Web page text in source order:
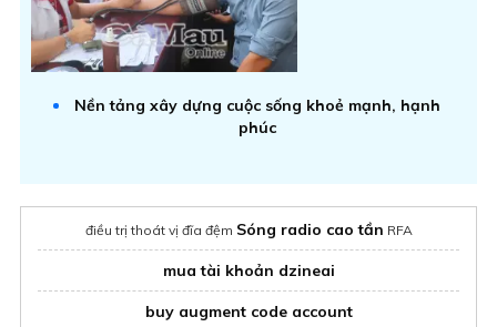
Nền tảng xây dựng cuộc sống khoẻ mạnh, hạnh
phúc
điều trị thoát vị đĩa đệm Sóng radio cao tần RFA
mua tài khoản dzineai
buy augment code account